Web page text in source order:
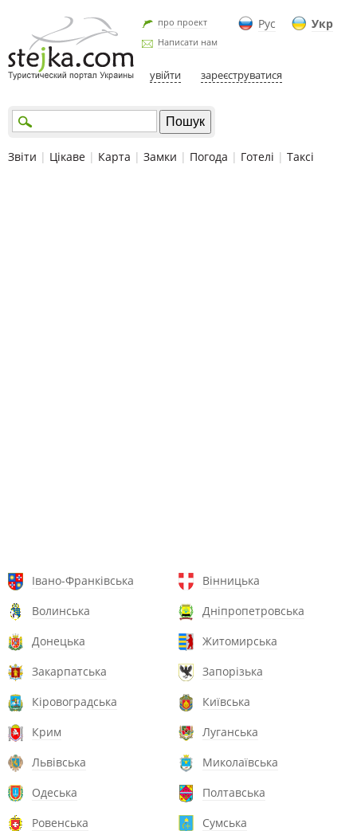
Рус Укр
про проект
Написати нам
увійти зареєструватися
Звіти | Цікаве | Карта | Замки | Погода | Готелі | Таксі
Івано-Франківська
Вінницька
Волинська
Дніпропетровська
Донецька
Житомирська
Закарпатська
Запорізька
Кіровоградська
Київська
Крим
Луганська
Львівська
Миколаївська
Одеська
Полтавська
Ровенська
Сумська